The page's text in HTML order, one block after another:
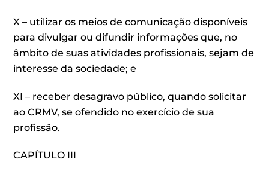
X – utilizar os meios de comunicação disponíveis
para divulgar ou difundir informações que, no
âmbito de suas atividades profissionais, sejam de
interesse da sociedade; e
XI – receber desagravo público, quando solicitar
ao CRMV, se ofendido no exercício de sua
profissão.
CAPÍTULO III